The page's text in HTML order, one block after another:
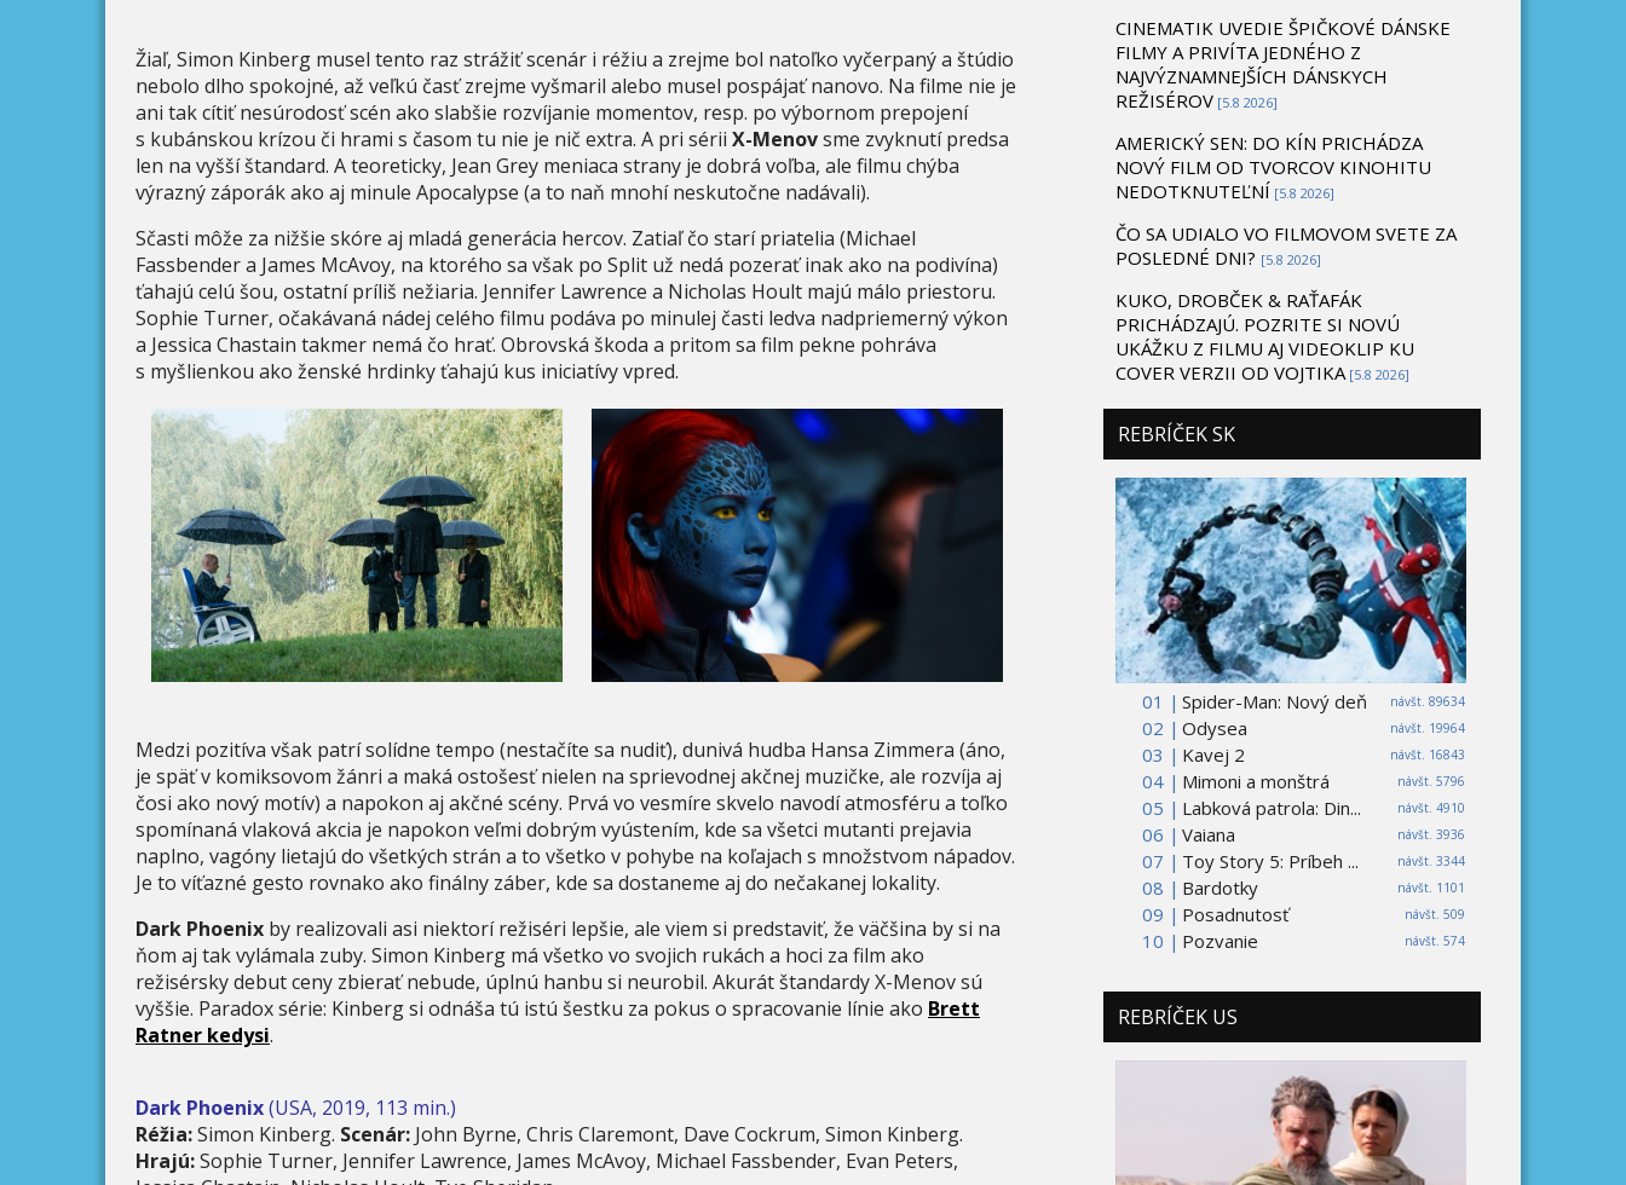
Žiaľ, Simon Kinberg musel tento raz strážiť scenár i réžiu a zrejme bol natoľko vyčerpaný a štúdio
nebolo dlho spokojné, až veľkú časť zrejme vyšmaril alebo musel pospájať nanovo. Na filme nie je
ani tak cítiť nesúrodosť scén ako slabšie rozvíjanie momentov, resp. po výbornom prepojení
s kubánskou krízou či hrami s časom tu nie je nič extra. A pri sérii X-Menovsme zvyknutí predsa
len na vyšší štandard. A teoreticky, Jean Grey meniaca strany je dobrá voľba, ale filmu chýba
výrazný záporák ako aj minule Apocalypse (a to naň mnohí neskutočne nadávali).
Sčasti môže za nižšie skóre aj mladá generácia hercov. Zatiaľ čo starí priatelia (Michael
Fassbender a James McAvoy, na ktorého sa však po Split už nedá pozerať inak ako na podivína)
ťahajú celú šou, ostatní príliš nežiaria. Jennifer Lawrence a Nicholas Hoult majú málo priestoru.
Sophie Turner, očakávaná nádej celého filmu podáva po minulej časti ledva nadpriemerný výkon
a Jessica Chastain takmer nemá čo hrať. Obrovská škoda a pritom sa film pekne pohráva
s myšlienkou ako ženské hrdinky ťahajú kus iniciatívy vpred.
Medzi pozitíva však patrí solídne tempo (nestačíte sa nudiť), dunivá hudba Hansa Zimmera (áno,
je späť v komiksovom žánri a maká ostošesť nielen na sprievodnej akčnej muzičke, ale rozvíja aj
čosi ako nový motív) a napokon aj akčné scény. Prvá vo vesmíre skvelo navodí atmosféru a toľko
spomínaná vlaková akcia je napokon veľmi dobrým vyústením, kde sa všetci mutanti prejavia
naplno, vagóny lietajú do všetkých strán a to všetko v pohybe na koľajach s množstvom nápadov.
Je to víťazné gesto rovnako ako finálny záber, kde sa dostaneme aj do nečakanej lokality.
Dark Phoenix by realizovali asi niektorí režiséri lepšie, ale viem si predstaviť, že väčšina by si na
ňom aj tak vylámala zuby. Simon Kinberg má všetko vo svojich rukách a hoci za film ako
režisérsky debut ceny zbierať nebude, úplnú hanbu si neurobil. Akurát štandardy X-Menov sú
vyššie. Paradox série: Kinberg si odnáša tú istú šestku za pokus o spracovanie línie ako Brett
Ratner kedysi.
Dark Phoenix(USA, 2019, 113 min.)
Réžia:Simon Kinberg. Scenár: John Byrne, Chris Claremont, Dave Cockrum, Simon Kinberg.
Hrajú:Sophie Turner, Jennifer Lawrence, James McAvoy, Michael Fassbender, Evan Peters,
CINEMATIK UVEDIE ŠPIČKOVÉ DÁNSKE
FILMY A PRIVÍTA JEDNÉHO Z
NAJVÝZNAMNEJŠÍCH DÁNSKYCH
REŽISÉROV [5.8 2026]
AMERICKÝ SEN: DO KÍN PRICHÁDZA
NOVÝ FILM OD TVORCOV KINOHITU
NEDOTKNUTEĽNÍ [5.8 2026]
ČO SA UDIALO VO FILMOVOM SVETE ZA
POSLEDNÉ DNI? [5.8 2026]
KUKO, DROBČEK & RAŤAFÁK
PRICHÁDZAJÚ. POZRITE SI NOVÚ
UKÁŽKU Z FILMU AJ VIDEOKLIP KU
COVER VERZII OD VOJTIKA [5.8 2026]
REBRÍČEK SK
01 | návšt. 89634
Spider-Man: Nový deň
02 |
návšt. 19964
Odysea
03 |
návšt. 16843
Kavej 2
04 |
návšt. 5796
Mimoni a monštrá
05 |
návšt. 4910
Labková patrola: Din...
06 |
návšt. 3936
Vaiana
07 |
návšt. 3344
Toy Story 5: Príbeh ...
08 |
návšt. 1101
Bardotky
09 |
návšt. 509
Posadnutosť
10 |
návšt. 574
Pozvanie
REBRÍČEK US